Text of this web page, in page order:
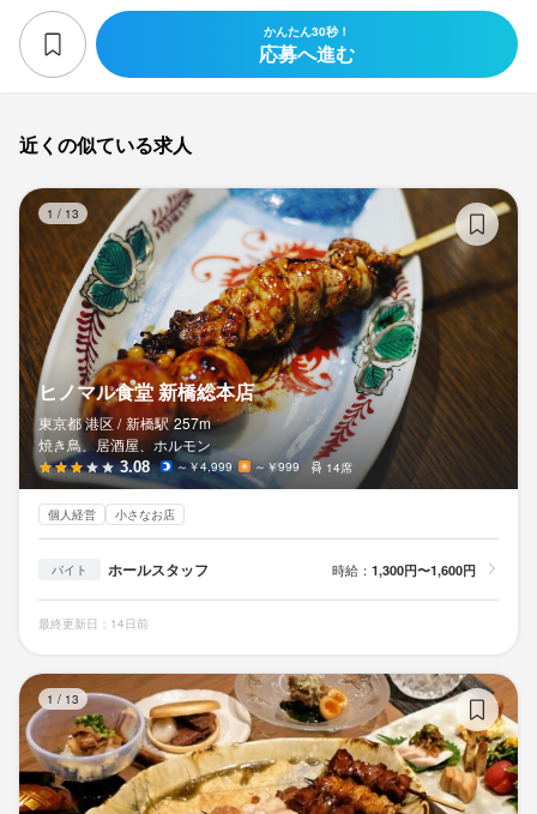
かんたん30秒！
応募へ進む
近くの似ている求人
1 / 13
ヒノマル食堂 新橋総本店
東京都 港区 / 新橋駅 257m
焼き鳥、居酒屋、ホルモン
3.08 ～￥4,999 ～￥999 14席
個人経営 小さなお店
バイト ホールスタッフ 時給： 1,300円〜1,600円
最終更新日：14日前
1 / 13